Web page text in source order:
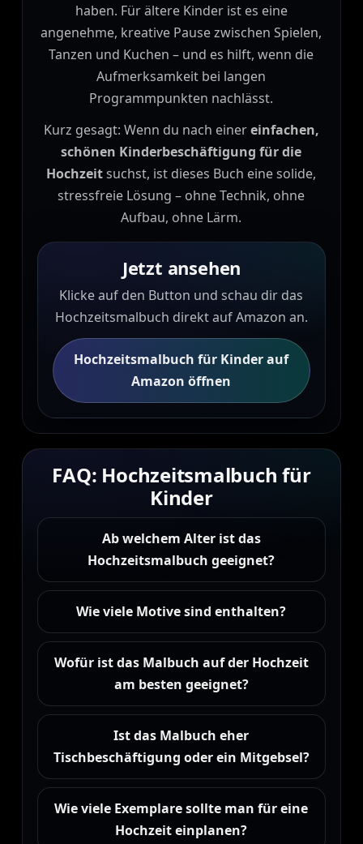
haben. Für ältere Kinder ist es eine
angenehme, kreative Pause zwischen Spielen,
Tanzen und Kuchen – und es hilft, wenn die
Aufmerksamkeit bei langen
Programmpunkten nachlässt.
Kurz gesagt: Wenn du nach einereinfachen,
schönen Kinderbeschäftigung für die
Hochzeitsuchst, ist dieses Buch eine solide,
stressfreie Lösung – ohne Technik, ohne
Aufbau, ohne Lärm.
Jetzt ansehen
Klicke auf den Button und schau dir das
Hochzeitsmalbuch direkt auf Amazon an.
Hochzeitsmalbuch für Kinder auf
Amazon öffnen
FAQ: Hochzeitsmalbuch für
Kinder
Ab welchem Alter ist das
Hochzeitsmalbuch geeignet?
Wie viele Motive sind enthalten?
Wofür ist das Malbuch auf der Hochzeit
am besten geeignet?
Ist das Malbuch eher
Tischbeschäftigung oder ein Mitgebsel?
Wie viele Exemplare sollte man für eine
Hochzeit einplanen?